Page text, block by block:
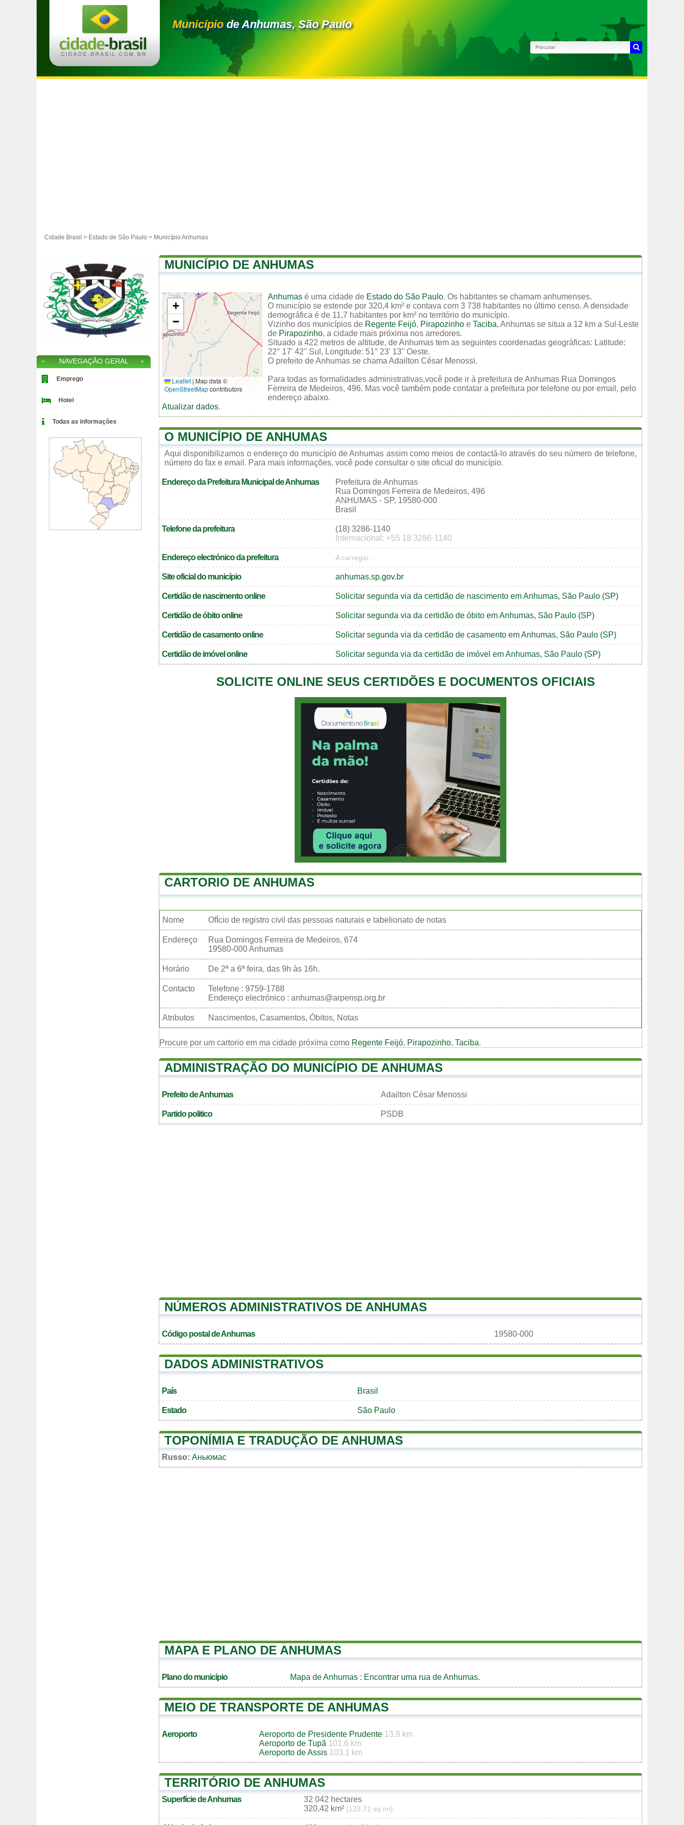
Municípiode Anhumas, São Paulo
Cidade Brasil > Estado de São Paulo > Município Anhumas
MUNICÍPIO DE ANHUMAS
+
−
Leaflet | Map data ©
OpenStreetMapcontributors
Anhumas é uma cidade de Estado do São Paulo. Os habitantes se chamam anhumenses.
O município se estende por 320,4 km² e contava com 3 738 habitantes no último censo. A densidade
demográfica é de 11,7 habitantes por km² no território do município.
Vizinho dos municípios de Regente Feijó, Pirapozinho e Taciba, Anhumas se situa a 12 km a Sul-Leste
de Pirapozinho, a cidade mais próxima nos arredores.
Situado a 422 metros de altitude, de Anhumas tem as seguintes coordenadas geográficas: Latitude:
22° 17' 42'' Sul, Longitude: 51° 23' 13'' Oeste.
O prefeito de Anhumas se chama Adailton César Menossi.
Para todas as formalidades administrativas,você pode ir à prefeitura de Anhumas Rua Domingos
Ferreira de Medeiros, 496. Mas você também pode contatar a prefeitura por telefone ou por email, pelo
endereço abaixo.
Atualizar dados.
O MUNICÍPIO DE ANHUMAS
Aqui disponibilizamos o endereço do município de Anhumas assim como meios de contactá-lo através do seu número de telefone,
número do fax e email. Para mais informações, você pode consultar o site oficial do município.
Endereço da Prefeitura Municipal de Anhumas
Prefeitura de Anhumas
Rua Domingos Ferreira de Medeiros, 496
ANHUMAS - SP, 19580-000
Brasil
Telefone da prefeitura
(18) 3286-1140
Internacional: +55 18 3286-1140
Endereço electrónico da prefeitura A carregar...
Site oficial do município anhumas.sp.gov.br
Certidão de nascimento online Solicitar segunda via da certidão de nascimento em Anhumas, São Paulo (SP)
Certidão de óbito online Solicitar segunda via da certidão de óbito em Anhumas, São Paulo (SP)
Certidão de casamento online Solicitar segunda via da certidão de casamento em Anhumas, São Paulo (SP)
Certidão de imóvel online Solicitar segunda via da certidão de imóvel em Anhumas, São Paulo (SP)
SOLICITE ONLINE SEUS CERTIDÕES E DOCUMENTOS OFICIAIS
CARTORIO DE ANHUMAS
Nome OfÍcio de registro civil das pessoas naturais e tabelionato de notas
Endereço
Rua Domingos Ferreira de Medeiros, 674
19580-000 Anhumas
Horário De 2ª a 6ª feira, das 9h às 16h.
Contacto
Telefone : 9759-1788
Endereço electrónico : anhumas@arpensp.org.br
Atributos Nascimentos, Casamentos, Óbitos, Notas
Procure por um cartorio em ma cidade próxima como Regente Feijó, Pirapozinho, Taciba.
ADMINISTRAÇÃO DO MUNICÍPIO DE ANHUMAS
Prefeito de Anhumas Adailton César Menossi
Partido politico PSDB
NÚMEROS ADMINISTRATIVOS DE ANHUMAS
Código postal de Anhumas 19580-000
DADOS ADMINISTRATIVOS
País Brasil
Estado São Paulo
TOPONÍMIA E TRADUÇÃO DE ANHUMAS
Russo: Аньюмас
MAPA E PLANO DE ANHUMAS
Plano do município Mapa de Anhumas : Encontrar uma rua de Anhumas.
MEIO DE TRANSPORTE DE ANHUMAS
Aeroporto Aeroporto de Presidente Prudente 13.9 km
Aeroporto de Tupã 101.6 km
Aeroporto de Assis 103.1 km
TERRITÓRIO DE ANHUMAS
Superfície de Anhumas
32 042 hectares
320,42 km² (123,71 sq mi)
NAVEGAÇÃO GERAL
Emprego
Hotel
Todas as informações